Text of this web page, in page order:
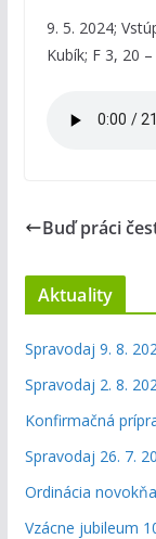
9. 5. 2024;
Kubík; F 3, 20 –
Buď práci
Aktuality
Spravodaj 9. 8.
Spravodaj 2. 8.
Konfirmačná
Spravodaj 26. 7.
Ordinácia
Vzácne jubileum